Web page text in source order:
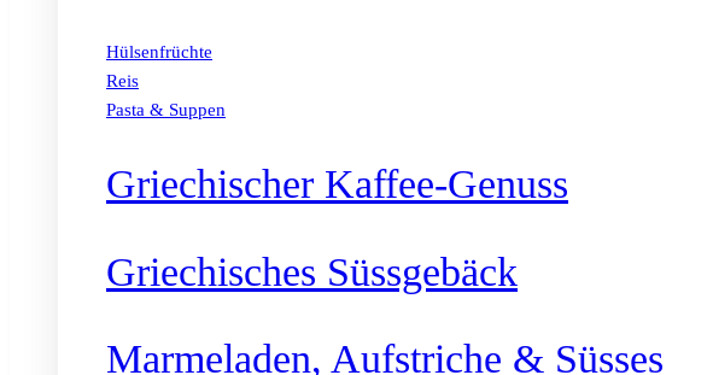
Hülsenfrüchte
Reis
Pasta & Suppen
Griechischer Kaffee-Genuss
Griechisches Süssgebäck
Marmeladen, Aufstriche & Süsses